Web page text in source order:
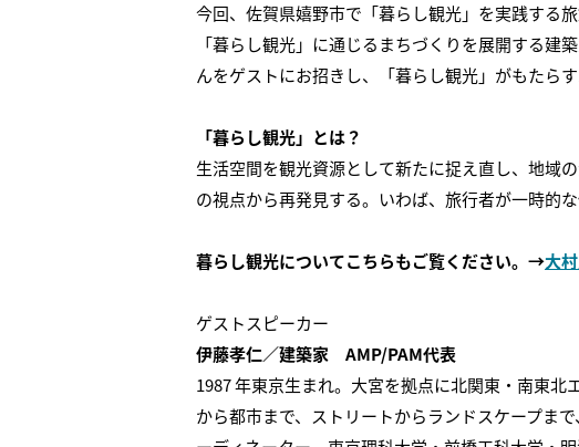
今回、佐賀県嬉野市で「暮らし観光」を実践する
「暮らし観光」に通じるまちづくりを展開する建
んをゲストにお招きし、「暮らし観光」がもたら
「暮らし観光」とは？
生活空間を観光資源として新たに捉え直し、地域
の視点から再発見する。いわば、旅行者が一時的
暮らし観光についてこちらもご覧ください。→大
ゲストスピーカー
伊藤孝仁／建築家 AMP/PAM代表
1987 年東京生まれ。大宮を拠点に北関東・南東
から都市まで、ストリートからランドスケープま